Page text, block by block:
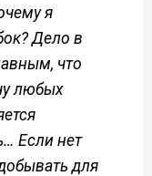
я
Дело в
что
любых
Если нет
для